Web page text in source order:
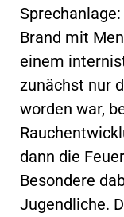
Brand mit
einem
zunächst nur
worden war,
dann die
Besondere
Jugendliche.